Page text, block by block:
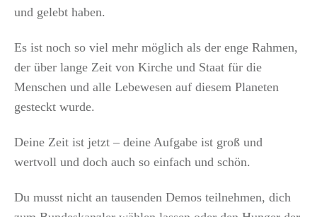
und gelebt haben.
Es ist noch so viel mehr möglich als der enge Rahmen,
der über lange Zeit von Kirche und Staat für die
Menschen und alle Lebewesen auf diesem Planeten
gesteckt wurde.
Deine Zeit ist jetzt – deine Aufgabe ist groß und
wertvoll und doch auch so einfach und schön.
Du musst nicht an tausenden Demos teilnehmen, dich